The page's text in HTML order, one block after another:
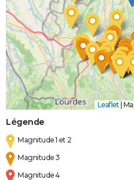
Leaflet |
Légende
Magnitude 1 et 2
Magnitude 3
Magnitude 4